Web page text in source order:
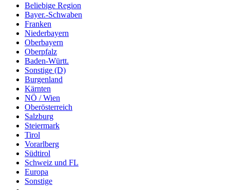
Beliebige Region
Bayer.-Schwaben
Franken
Niederbayern
Oberbayern
Oberpfalz
Baden-Württ.
Sonstige (D)
Burgenland
Kärnten
NÖ / Wien
Oberösterreich
Salzburg
Steiermark
Tirol
Vorarlberg
Südtirol
Schweiz und FL
Europa
Sonstige